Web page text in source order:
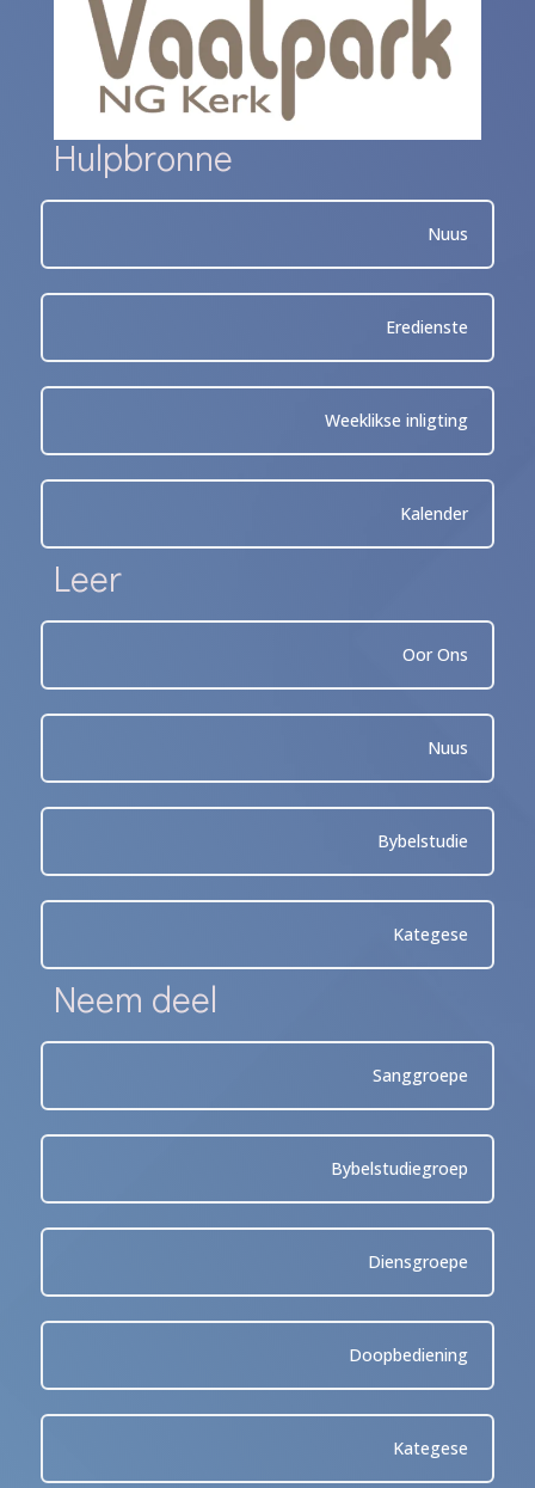
Hulpbronne
Nuus
Eredienste
Weeklikse inligting
Kalender
Leer
Oor Ons
Nuus
Bybelstudie
Kategese
Neem deel
Sanggroepe
Bybelstudiegroep
Diensgroepe
Doopbediening
Kategese